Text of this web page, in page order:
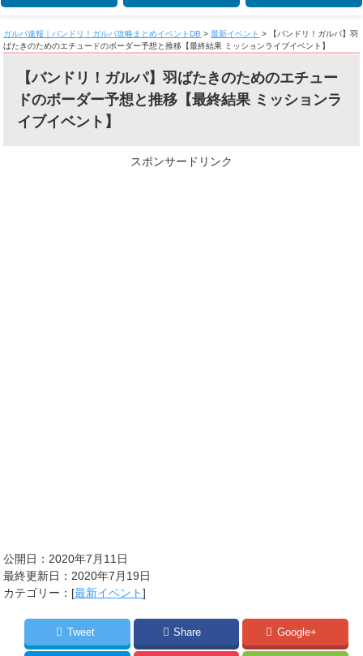
ガルパ速報｜バンドリ！ガルパ攻略まとめイベントDB >最新イベント >
【バンドリ！ガルパ】羽
ばたきのためのエチュードのボーダー予想と推移【最終結果 ミッションライブイベント】
【バンドリ！ガルパ】羽ばたきのためのエチュー
ドのボーダー予想と推移【最終結果 ミッションラ
イブイベント】
スポンサードリンク
公開日：2020年7月11日
最終更新日：2020年7月19日
カテゴリー：[最新イベント]
Tweet Share Google+